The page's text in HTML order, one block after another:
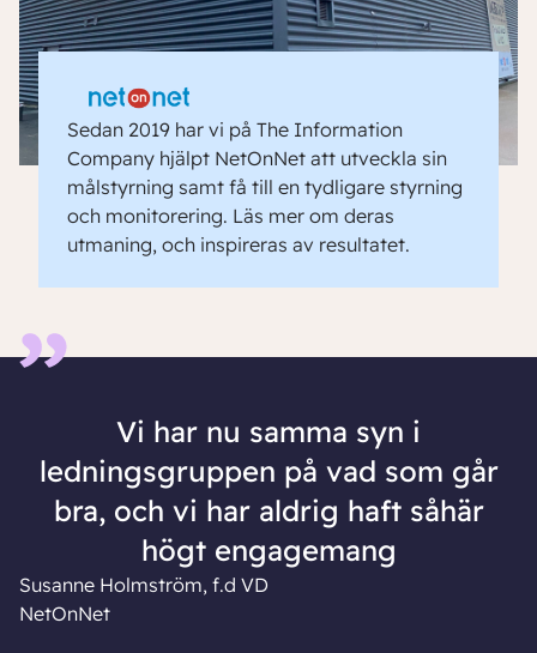
Sedan 2019 har vi på The Information
Company hjälpt NetOnNet att utveckla sin
målstyrning samt få till en tydligare styrning
och monitorering. Läs mer om deras
utmaning, och inspireras av resultatet.
Vi har nu samma syn i
ledningsgruppen på vad som går
bra, och vi har aldrig haft såhär
högt engagemang
Susanne Holmström, f.d VD
NetOnNet